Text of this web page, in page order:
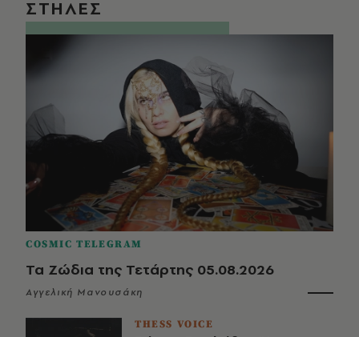
ΣΤΗΛΕΣ
COSMIC TELEGRAM
Τα Ζώδια της Τετάρτης 05.08.2026
Αγγελική Μανουσάκη
THESS VOICE